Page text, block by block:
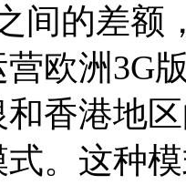
间的差额
欧洲3G
和香港地
。这种